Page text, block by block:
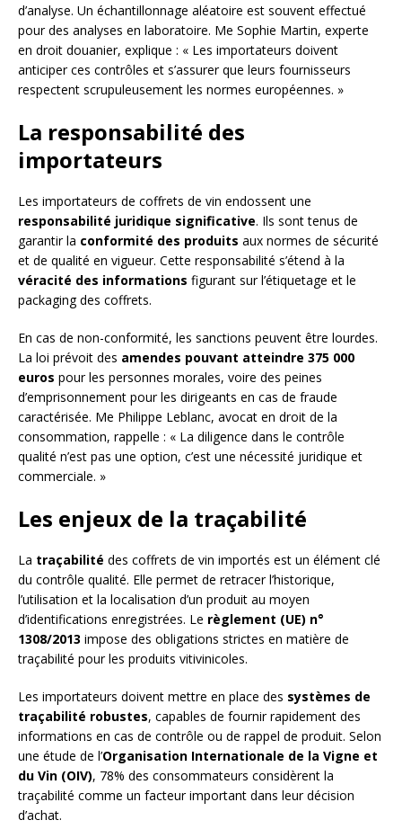
d’analyse. Un échantillonnage aléatoire est souvent effectué
pour des analyses en laboratoire. Me Sophie Martin, experte
en droit douanier, explique : « Les importateurs doivent
anticiper ces contrôles et s’assurer que leurs fournisseurs
respectent scrupuleusement les normes européennes. »
La responsabilité des
importateurs
Les importateurs de coffrets de vin endossent une
responsabilité juridique significative. Ils sont tenus de
garantir la conformité des produits aux normes de sécurité
et de qualité en vigueur. Cette responsabilité s’étend à la
véracité des informations figurant sur l’étiquetage et le
packaging des coffrets.
En cas de non-conformité, les sanctions peuvent être lourdes.
La loi prévoit des amendes pouvant atteindre 375 000
euros pour les personnes morales, voire des peines
d’emprisonnement pour les dirigeants en cas de fraude
caractérisée. Me Philippe Leblanc, avocat en droit de la
consommation, rappelle : « La diligence dans le contrôle
qualité n’est pas une option, c’est une nécessité juridique et
commerciale. »
Les enjeux de la traçabilité
La traçabilité des coffrets de vin importés est un élément clé
du contrôle qualité. Elle permet de retracer l’historique,
l’utilisation et la localisation d’un produit au moyen
d’identifications enregistrées. Le règlement (UE) n°
1308/2013 impose des obligations strictes en matière de
traçabilité pour les produits vitivinicoles.
Les importateurs doivent mettre en place des systèmes de
traçabilité robustes, capables de fournir rapidement des
informations en cas de contrôle ou de rappel de produit. Selon
une étude de l’Organisation Internationale de la Vigne et
du Vin (OIV), 78% des consommateurs considèrent la
traçabilité comme un facteur important dans leur décision
d’achat.